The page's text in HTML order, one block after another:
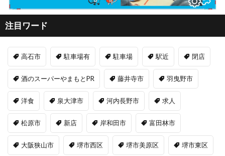
注目ワード
高石市 駐車場有 駐車場 駅近 閉店
酒のスーパーやまもとPR 藤井寺市 羽曳野市
洋食 泉大津市 河内長野市 求人
松原市 新店 岸和田市 富田林市
大阪狭山市 堺市西区 堺市美原区 堺市東区